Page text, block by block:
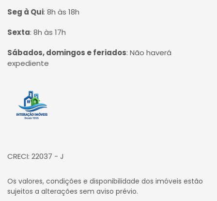
Seg à Qui: 8h às 18h
Sexta: 8h às 17h
Sábados, domingos e feriados: Não haverá
expediente
Página inicial
CRECI: 22037 - J
Os valores, condições e disponibilidade dos imóveis estão
sujeitos a alterações sem aviso prévio.